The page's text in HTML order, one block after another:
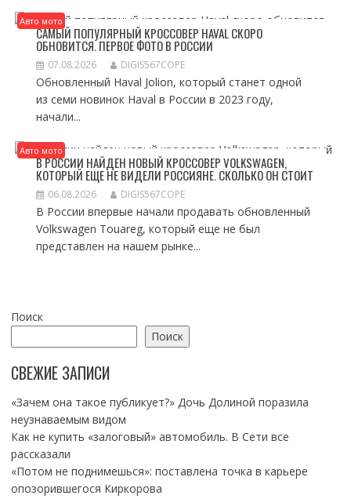
Авто мото
САМЫЙ ПОПУЛЯРНЫЙ КРОССОВЕР HAVAL СКОРО
ОБНОВИТСЯ. ПЕРВОЕ ФОТО В РОССИИ
07.08.2026 DIGIS567COPE
Обновленный Haval Jolion, который станет одной
из семи новинок Haval в России в 2023 году,
начали...
Авто мото
В РОССИИ НАЙДЕН НОВЫЙ КРОССОВЕР VOLKSWAGEN,
КОТОРЫЙ ЕЩЕ НЕ ВИДЕЛИ РОССИЯНЕ. СКОЛЬКО ОН СТОИТ
06.08.2026 DIGIS567COPE
В России впервые начали продавать обновленный
Volkswagen Touareg, который еще не был
представлен на нашем рынке...
Поиск
Поиск
СВЕЖИЕ ЗАПИСИ
«Зачем она такое публикует?» Дочь Долиной поразила
неузнаваемым видом
Как не купить «залоговый» автомобиль. В Сети все
рассказали
«Потом не поднимешься»: поставлена точка в карьере
опозорившегося Киркорова